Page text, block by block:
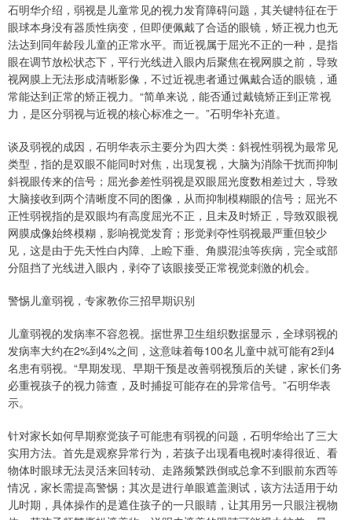
石明华介绍，弱视是儿童常见的视力发育障碍问题，其关键特征在于
眼球本身没有器质性病变，但即便佩戴了合适的眼镜，矫正视力也无
法达到同年龄段儿童的正常水平。而近视属于屈光不正的一种，是指
眼在调节放松状态下，平行光线进入眼内后聚焦在视网膜之前，导致
视网膜上无法形成清晰影像，不过近视患者通过佩戴合适的眼镜，通
常能达到正常的矫正视力。“简单来说，能否通过戴镜矫正到正常视
力，是区分弱视与近视的核心标准之一。”石明华补充道。
谈及弱视的成因，石明华表示主要分为四大类：斜视性弱视为最常见
类型，指的是双眼不能同时对焦，出现复视，大脑为消除干扰而抑制
斜视眼传来的信号；屈光参差性弱视是双眼屈光度数相差过大，导致
大脑接收到两个清晰度不同的图像，从而抑制模糊眼的信号；屈光不
正性弱视指的是双眼均有高度屈光不正，且未及时矫正，导致双眼视
网膜成像始终模糊，影响视觉发育；形觉剥夺性弱视最严重但较少
见，这是由于先天性白内障、上睑下垂、角膜混浊等疾病，完全或部
分阻挡了光线进入眼内，剥夺了该眼接受正常视觉刺激的机会。
警惕儿童弱视，专家教你三招早期识别
儿童弱视的发病率不容忽视。据世界卫生组织数据显示，全球弱视的
发病率大约在2%到4%之间，这意味着每100名儿童中就可能有2到4
名患有弱视。“早期发现、早期干预是改善弱视预后的关键，家长们务
必重视孩子的视力筛查，及时捕捉可能存在的异常信号。”石明华表
示。
针对家长如何早期察觉孩子可能患有弱视的问题，石明华给出了三大
实用方法。首先是观察异常行为，若孩子出现看电视时凑得很近、看
物体时眼球无法灵活来回转动、走路频繁跌倒或总拿不到眼前东西等
情况，家长需提高警惕；其次是进行单眼遮盖测试，该方法适用于幼
儿时期，具体操作的是遮住孩子的一只眼睛，让其用另一只眼注视物